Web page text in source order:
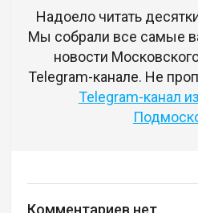
Надоело читать
Мы собрали все самые
новости
Telegram-канале. Не
Telegram-канал
Комментариев нет